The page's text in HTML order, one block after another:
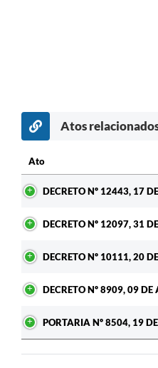
Atos
Ato
DECRETO Nº 12443, 17
DECRETO Nº 12097, 31
DECRETO Nº 10111, 20
DECRETO Nº 8909, 09 DE
PORTARIA Nº 8504, 19